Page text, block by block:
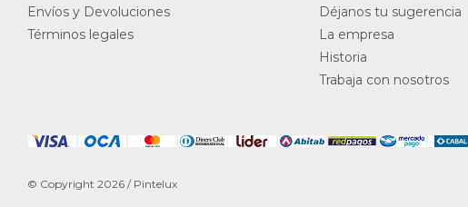
Envíos y Devoluciones
Términos legales
Déjanos tu sugerencia
La empresa
Historia
Trabaja con nosotros
© Copyright 2026 / Pintelux